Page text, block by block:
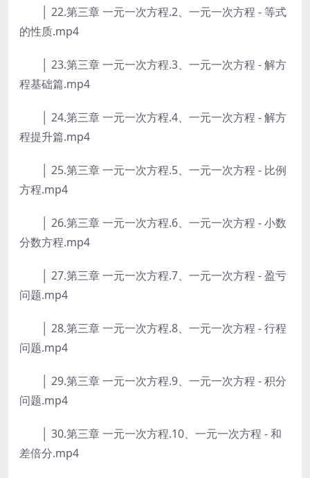
│ 22.第三章 一元一次方程.2、一元一次方程 - 等式
的性质.mp4
│ 23.第三章 一元一次方程.3、一元一次方程 - 解方
程基础篇.mp4
│ 24.第三章 一元一次方程.4、一元一次方程 - 解方
程提升篇.mp4
│ 25.第三章 一元一次方程.5、一元一次方程 - 比例
方程.mp4
│ 26.第三章 一元一次方程.6、一元一次方程 - 小数
分数方程.mp4
│ 27.第三章 一元一次方程.7、一元一次方程 - 盈亏
问题.mp4
│ 28.第三章 一元一次方程.8、一元一次方程 - 行程
问题.mp4
│ 29.第三章 一元一次方程.9、一元一次方程 - 积分
问题.mp4
│ 30.第三章 一元一次方程.10、一元一次方程 - 和
差倍分.mp4